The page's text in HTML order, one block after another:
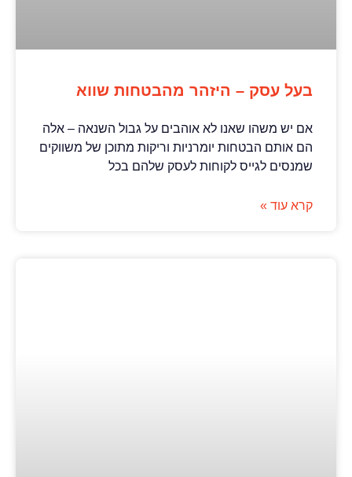
בעל עסק – היזהר מהבטחות שווא
אם יש משהו שאנו לא אוהבים על גבול השנאה – אלה
הם אותם הבטחות יומרניות וריקות מתוכן של משווקים
שמנסים לגייס לקוחות לעסק שלהם בכל
קרא עוד »